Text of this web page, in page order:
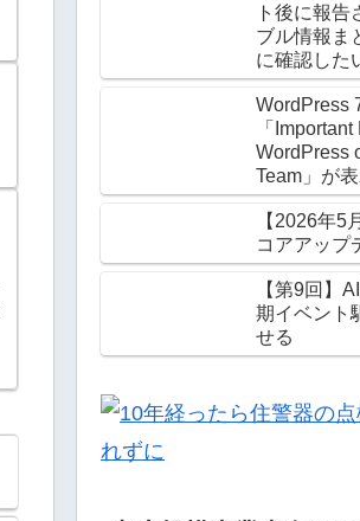
ト後に報告
ブル情報ま
に確認した
法
WordPress
「
WordPress
Team」が
【2026年5
コアアップ
【第9回】
期イベント
せる